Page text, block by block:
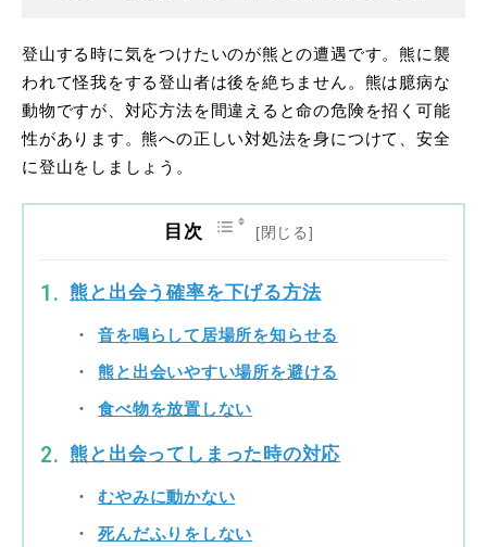
登山する時に気をつけたいのが熊との遭遇です。熊に襲
われて怪我をする登山者は後を絶ちません。熊は臆病な
動物ですが、対応方法を間違えると命の危険を招く可能
性があります。熊への正しい対処法を身につけて、安全
に登山をしましょう。
目次
熊と出会う確率を下げる方法
音を鳴らして居場所を知らせる
熊と出会いやすい場所を避ける
食べ物を放置しない
熊と出会ってしまった時の対応
むやみに動かない
死んだふりをしない